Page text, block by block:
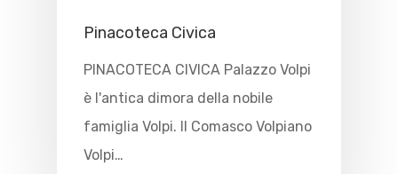
Pinacoteca Civica
PINACOTECA CIVICA Palazzo Volpi
è l'antica dimora della nobile
famiglia Volpi. Il Comasco Volpiano
Volpi…